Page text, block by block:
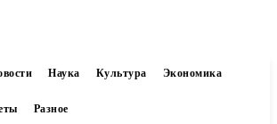
Наука Культура Экономика
Разное